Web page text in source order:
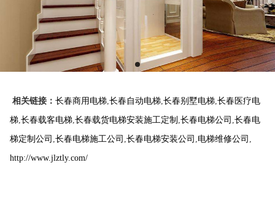
相关链接： 长春商用电梯,长春自动电梯,长春别墅电梯,长春医疗电
梯,长春载客电梯,长春载货电梯安装施工定制 ,长春电梯公司 ,长春电
梯定制公司 ,长春电梯施工公司 ,长春电梯安装公司 ,电梯维修公司 ,
http://www.jlztly.com/